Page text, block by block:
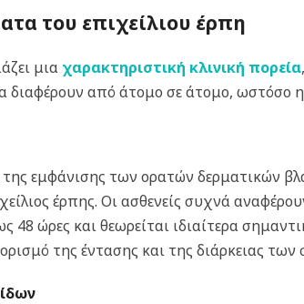
του επιχείλιου έρπη
μια χαρακτηριστική κλινική πορεία
από άτομο σε άτομο, ωστόσο η
της εμφάνισης των ορατών δερματικών
έρπης. Οι ασθενείς συχνά
48 ώρες και θεωρείται ιδιαίτερα
της έντασης και της διάρκειας